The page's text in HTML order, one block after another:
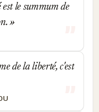
le summum de
de la liberté, c'est